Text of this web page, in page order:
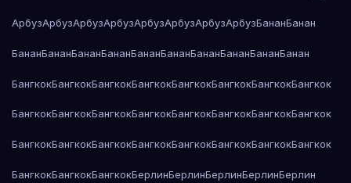
АрбузАрбузАрбузАрбузАрбузАрбузАрбузАрбузБананБанан
БананБананБананБананБананБананБананБананБананБанан
БангкокБангкокБангкокБангкокБангкокБангкокБангкокБангкок
БангкокБангкокБангкокБангкокБангкокБангкокБангкокБангкок
БангкокБангкокБангкокБангкокБангкокБангкокБангкокБангкок
БангкокБангкокБангкокБерлинБерлинБерлинБерлинБерлин